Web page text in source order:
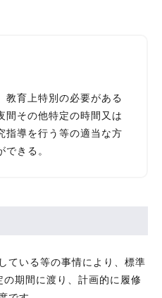
教育上特別の必要がある
間その他特定の時間又は
指導を行う等の適当な方
きる。
ている等の事情により、標準
期間に渡り、計画的に履修